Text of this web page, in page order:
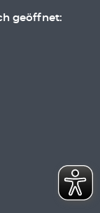
geöffnet: